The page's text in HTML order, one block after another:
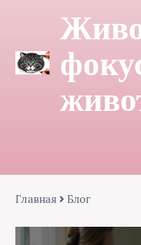
Главная Блог